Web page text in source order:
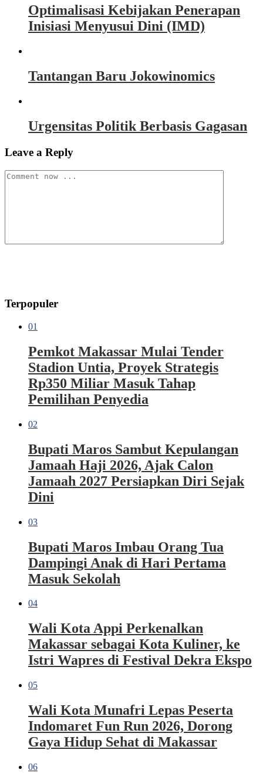
Optimalisasi Kebijakan Penerapan
Inisiasi Menyusui Dini (IMD)
Tantangan Baru Jokowinomics
Urgensitas Politik Berbasis Gagasan
Leave a Reply
Terpopuler
01
Pemkot Makassar Mulai Tender
Stadion Untia, Proyek Strategis
Rp350 Miliar Masuk Tahap
Pemilihan Penyedia
02
Bupati Maros Sambut Kepulangan
Jamaah Haji 2026, Ajak Calon
Jamaah 2027 Persiapkan Diri Sejak
Dini
03
Bupati Maros Imbau Orang Tua
Dampingi Anak di Hari Pertama
Masuk Sekolah
04
Wali Kota Appi Perkenalkan
Makassar sebagai Kota Kuliner, ke
Istri Wapres di Festival Dekra Ekspo
05
Wali Kota Munafri Lepas Peserta
Indomaret Fun Run 2026, Dorong
Gaya Hidup Sehat di Makassar
06